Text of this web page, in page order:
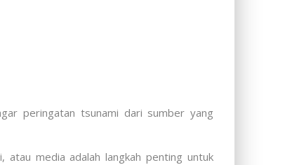
peringatan tsunami dari sumber yang
media adalah langkah penting untuk